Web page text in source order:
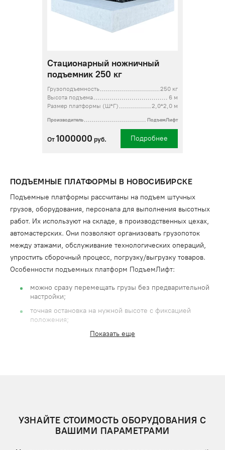
Стационарный ножничный
подъемник 250 кг
Грузоподъемность
250 кг
Высота подъема
6 м
Размер платформы (Ш*Г)
2,0*2,0 м
Производитель ПодъемЛифт
От 1000000 руб. Подробнее
ПОДЪЕМНЫЕ ПЛАТФОРМЫ В НОВОСИБИРСКЕ
Подъемные платформы рассчитаны на подъем штучных
грузов, оборудования, персонала для выполнения высотных
работ. Их используют на складе, в производственных цехах,
автомастерских. Они позволяют организовать грузопоток
между этажами, обслуживание технологических операций,
упростить сборочный процесс, погрузку/выгрузку товаров.
Особенности подъемных платформ ПодъемЛифт:
можно сразу перемещать грузы без предварительной
настройки;
точная остановка на нужной высоте с фиксацией
положения;
монтаж в помещении в любой площади или на
узнать на сайте, заполнив онлайн-форму.
Показать еще
УЗНАЙТЕ СТОИМОСТЬ ОБОРУДОВАНИЯ С
ВАШИМИ ПАРАМЕТРАМИ